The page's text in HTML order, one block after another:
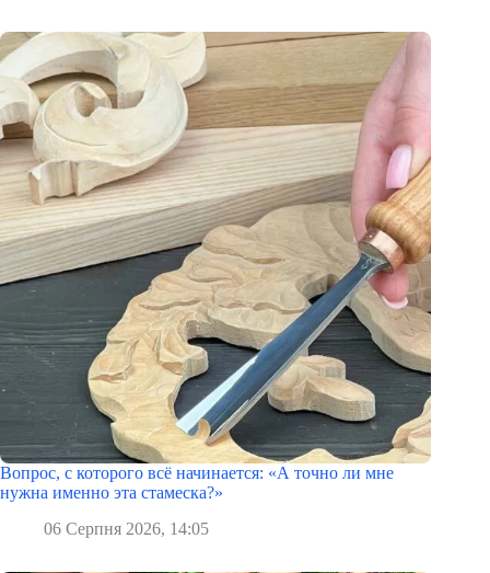
Вопрос, с которого всё начинается: «А точно ли мне
нужна именно эта стамеска?»
06 Серпня 2026, 14:05